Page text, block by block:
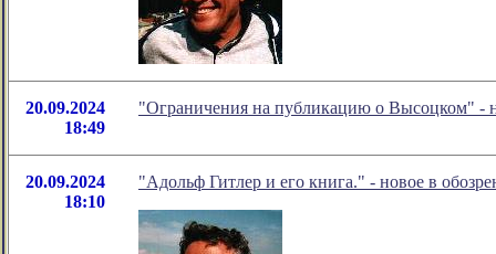
20.09.2024
18:49
"Ограничения на публикацию о Высоцком" -
20.09.2024
18:10
"Адольф Гитлер и его книга." - новое в